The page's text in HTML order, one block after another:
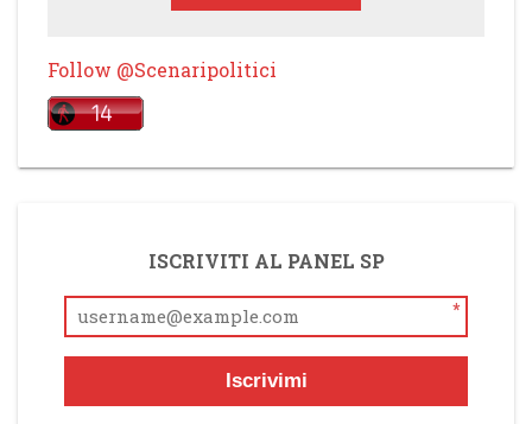
Follow @Scenaripolitici
ISCRIVITI AL PANEL SP
*
Iscrivimi